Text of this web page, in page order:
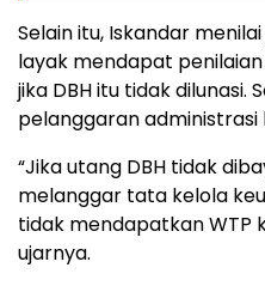
Selain itu, Iskandar
layak mendapat
jika DBH itu tidak dilunasi.
pelanggaran administrasi
“Jika utang DBH tidak
melanggar tata kelola
tidak mendapatkan WTP
ujarnya.